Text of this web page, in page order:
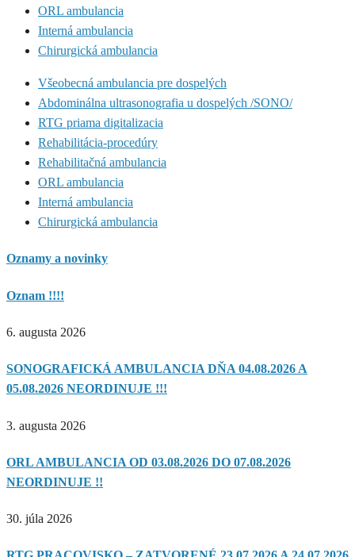
ORL ambulancia
Interná ambulancia
Chirurgická ambulancia
Všeobecná ambulancia pre dospelých
Abdominálna ultrasonografia u dospelých /SONO/
RTG priama digitalizacia
Rehabilitácia-procedúry
Rehabilitačná ambulancia
ORL ambulancia
Interná ambulancia
Chirurgická ambulancia
Oznamy a novinky
Oznam !!!!
6. augusta 2026
SONOGRAFICKÁ AMBULANCIA DŇA 04.08.2026 A
05.08.2026 NEORDINUJE !!!
3. augusta 2026
ORL AMBULANCIA OD 03.08.2026 DO 07.08.2026
NEORDINUJE !!
30. júla 2026